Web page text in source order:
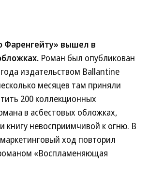
Фаренгейту» вышел в
Роман был опубликован
издательством Ballantine
месяцев там приняли
200 коллекционных
в асбестовых обложках,
книгу невосприимчивой к огню. В
ход повторил
«Воспламеняющая